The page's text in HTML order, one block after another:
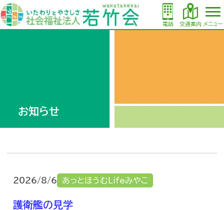
電話 交通案内 メニュー
お知らせ
2026/8/6 あっとほうむLifeみやこ
護衛艦の見学